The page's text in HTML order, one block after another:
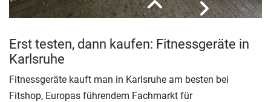
Erst testen, dann kaufen: Fitnessgeräte in
Karlsruhe
Fitnessgeräte kauft man in Karlsruhe am besten bei
Fitshop, Europas führendem Fachmarkt für